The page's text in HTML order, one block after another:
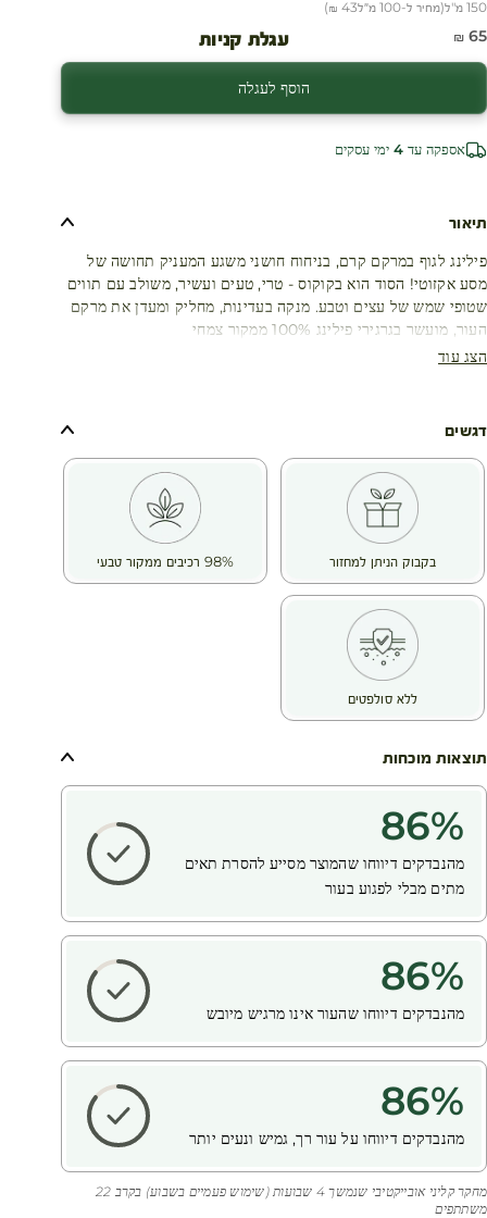
עגלת קניות
150 מ"ל (מחיר ל-100 מ״ל 43 ₪
)
מחיר מבצע
65 ₪
הוסף לעגלה
אספקה עד 4 ימי עסקים
תיאור
פילינג לגוף במרקם קרם, בניחוח חושני משגע המעניק תחושה של
מסע אקזוטי! הסוד הוא בקוקוס - טרי, טעים ועשיר, משולב עם תווים
שטופי שמש של עצים וטבע. מנקה בעדינות, מחליק ומעדן את מרקם
העור, מועשר בגרגירי פילינג 100% ממקור צמחי
הצג עוד
דגשים
בקבוק הניתן למחזור 98% רכיבים ממקור טבעי
ללא סולפטים
תוצאות מוכחות
86%
מהנבדקים דיווחו שהמוצר מסייע להסרת תאים
מתים מבלי לפגוע בעור
86%
מהנבדקים דיווחו שהעור אינו מרגיש מיובש
86%
מהנבדקים דיווחו על עור רך, גמיש ונעים יותר
מחקר קליני אובייקטיבי שנמשך 4 שבועות (שימוש פעמיים בשבוע) בקרב 22
משתתפים